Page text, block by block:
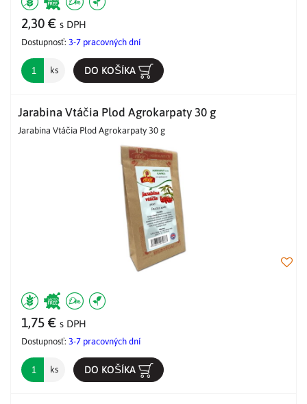
2,30 € s DPH
Dostupnosť: 3-7 pracovných dní
ks DO KOŠÍKA
Jarabina Vtáčia Plod Agrokarpaty 30 g
Jarabina Vtáčia Plod Agrokarpaty 30 g
1,75 € s DPH
Dostupnosť: 3-7 pracovných dní
ks DO KOŠÍKA